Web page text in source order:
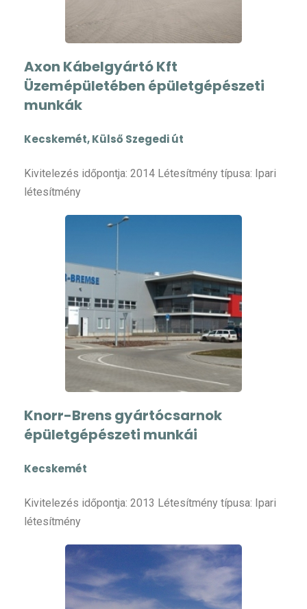
Axon Kábelgyártó Kft
Üzemépületében épületgépészeti
munkák
Kecskemét, Külső Szegedi út
Kivitelezés időpontja: 2014 Létesítmény típusa: Ipari
létesítmény
Knorr-Brens gyártócsarnok
épületgépészeti munkái
Kecskemét
Kivitelezés időpontja: 2013 Létesítmény típusa: Ipari
létesítmény